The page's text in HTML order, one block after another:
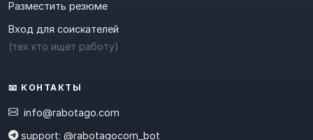
Разместить резюме
Вход для соискателей
(тех кто ищет работу)
📧 КОНТАКТЫ
info@rabotago.com
support: @rabotagocom_bot